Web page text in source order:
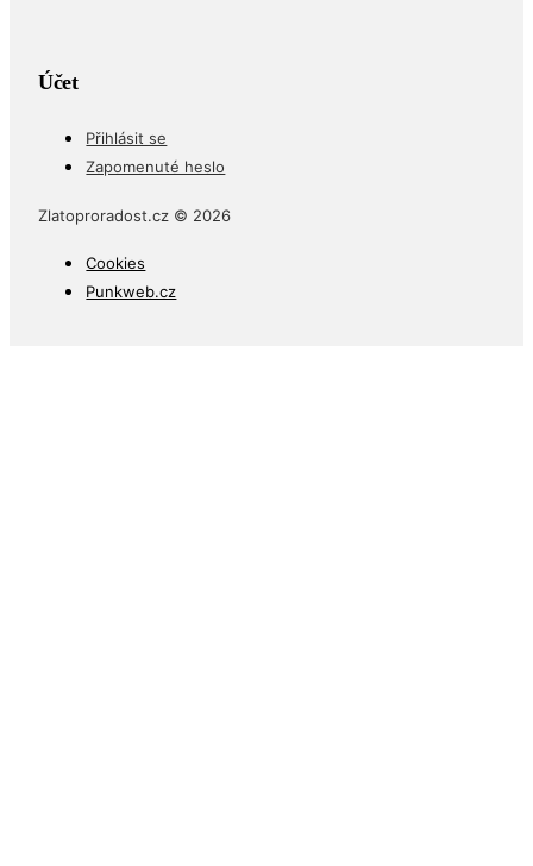
Účet
Přihlásit se
Zapomenuté heslo
Zlatoproradost.cz © 2026
Cookies
Punkweb.cz